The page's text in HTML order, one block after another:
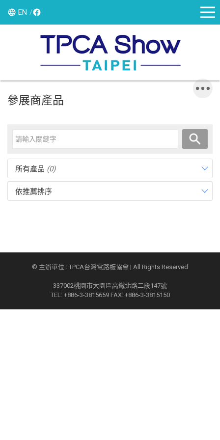
EN
參展商產品
所有產品 (0)
依推薦排序
© 主辦單位 : TPCA台灣電路板協會 | All Rights Reserved
337002桃園市大園區高鐵北路二段147號
TEL: +886-3-3815659 FAX: +886-3-3815150